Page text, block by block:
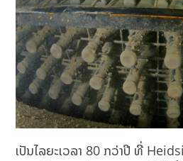
ເປັນໄລຍະເວລາ 80 ກວ່າປີ ທີ່